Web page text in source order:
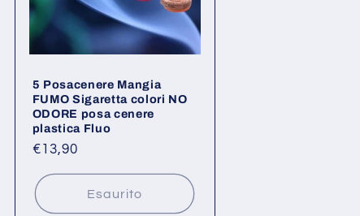
5 Posacenere Mangia
FUMO Sigaretta colori NO
ODORE posa cenere
plastica Fluo
Prezzo
listino
€13,90
Esaurito